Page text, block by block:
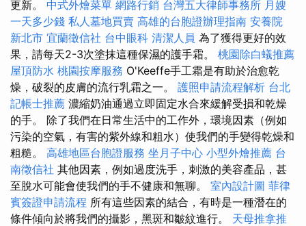
更新。 中式外燴菜單 網路行銷 台灣五大律師事務所 月嫂
一天多少錢 私人墓地買賣 高雄的台胞證辦理指南 安養院
新北市 宜蘭徵信社 台中眼科 清潔人員 為了獲得更好的效
果，請每天2-3次塗抹這種保濕的護手霜。 桃園除白蟻推薦
屋頂防水 桃園按摩服務 O'Keeffe手工霜是有助於治愈乾
燥，破裂的皮膚的流行乳霜之一。 護照申請流程解析 台北
記帳士推薦 濃縮奶油通過立即固定水合來緩解受損和乾燥
的手。 除了我們在日常生活中的工作外，環境因素（例如
污染的空氣，有害的紫外線和粗水）使我們的手變得乾燥和
粗糙。 高雄地區台胞證服務 坐月子中心 小型外燴推薦 台
南徵信社 其他因素，例如過度洗手，刺激的美容產品，甚
至脫水可能會使我們的手不健康和無聊。 室內設計圖 菲律
賓簽證申請流程 所有這些因素的結合，有時是一種潛在的
條件傾向於將我們的攝影，黑斑和皺紋進行。 天母推拿推